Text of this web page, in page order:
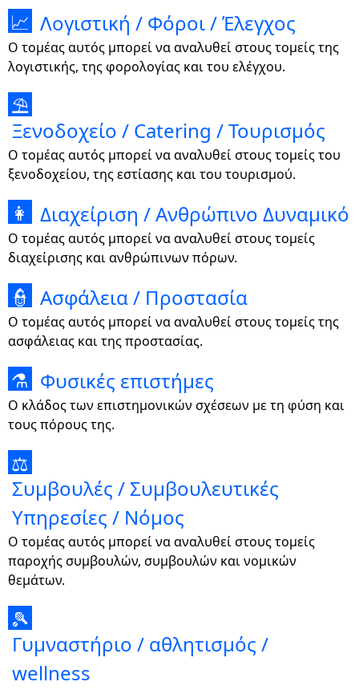
📈 Λογιστική / Φόροι / Έλεγχος
Ο τομέας αυτός μπορεί να αναλυθεί στους τομείς της
λογιστικής, της φορολογίας και του ελέγχου.
⛱
Ξενοδοχείο / Catering / Τουρισμός
Ο τομέας αυτός μπορεί να αναλυθεί στους τομείς του
ξενοδοχείου, της εστίασης και του τουρισμού.
👩 Διαχείριση / Ανθρώπινο Δυναμικό
Ο τομέας αυτός μπορεί να αναλυθεί στους τομείς
διαχείρισης και ανθρώπινων πόρων.
👮 Ασφάλεια / Προστασία
Ο τομέας αυτός μπορεί να αναλυθεί στους τομείς της
ασφάλειας και της προστασίας.
⚗ Φυσικές επιστήμες
Ο κλάδος των επιστημονικών σχέσεων με τη φύση και
τους πόρους της.
⚖
Συμβουλές / Συμβουλευτικές
Υπηρεσίες / Νόμος
Ο τομέας αυτός μπορεί να αναλυθεί στους τομείς
παροχής συμβουλών, συμβουλών και νομικών
θεμάτων.
🎾
Γυμναστήριο / αθλητισμός /
wellness